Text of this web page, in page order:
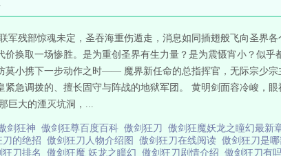
军残部惊魂未定，圣吞海重伤遁走，消息如同插翅般飞向圣界
换取一场惨胜。是为重创圣界有生力量？是为震慑宵小？似
莫小携下一步动作之时—— 魔界新任命的总指挥官，无际宗少
急调拨的、擅长固守与阵战的地狱军团。 黄明剑面容冷峻，
巨大的湮灭坑洞，...
剑狂神 傲剑狂尊百度百科 傲剑狂刀 傲剑狂魔妖龙之瞳幻最新
刀的绝招 傲剑狂刀人物介绍图 傲剑狂刀在线阅读 傲剑狂刀是
狂刀排名 傲剑狂魔 妖龙之瞳幻 傲剑狂刀剧情介绍 傲剑狂刀有